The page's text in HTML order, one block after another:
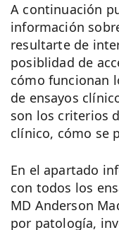
A continuación
información
resultarte de
posiblidad de
cómo funcionan
de ensayos
son los criterios
clínico, cómo se
En el apartado
con todos los
MD Anderson
por patología,